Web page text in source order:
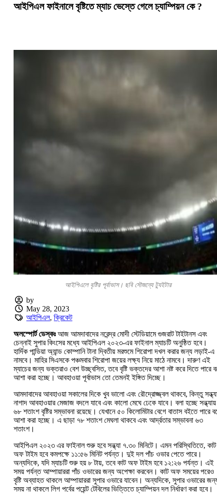
আইপিএল ফাইনালে বৃষ্টিতে ম্যাচ ভেস্তে গেলে চ্যাম্পিয়ন কে ?
আইপিএলে বৃষ্টির পূর্বাভাস। ছবি সৌজন্যে ট্যুইটার
by
May 28, 2023
আইপিএল,ক্রিকেট
অলস্পোর্ট ডেস্কঃআজ আমদাবাদের নরেন্দ্র মোদী স্টেডিয়ামে গুজরাট টাইটানস এবং
চেন্নাই সুপার কিংসের মধ্যে আইপিএল ২০২৩-এর ফাইনাল ম্যাচটি অনুষ্ঠিত হবে।
হার্দিক পান্ডিয়া অ্যান্ড কোম্পানি টানা দ্বিতীয় মরশুমে শিরোপা দখল করার জন্য লড়াই-এ
নামবে। মাহির সিএসকে পঞ্চমবার শিরোপা জয়ের লক্ষ্য নিয়ে মাঠে নামবে। দারুণ এই
ম্যাচের জন্য ভক্তরাও বেশ উচ্ছ্বসিত, তবে বৃষ্টি ভক্তদের আশা নষ্ট করে দিতে পারে
আশা করা হচ্ছে। আবহাওয়া পূর্বাভাস তো তেমনই ইঙ্গিত দিচ্ছে।
আমদাবাদের আবহাওয়া সকালের দিকে খুব ভালো এবং রৌদ্রোজ্জ্বল থাকবে, কিন্তু
নাগাদ আবহাওয়ার মেজাজ বদলে যাবে এবং কালো মেঘে ঢেকে যাবে। বলা হচ্ছে সন্ধ্যায়
৬৮ শতাংশ বৃষ্টির সম্ভাবনা রয়েছে। যেখানে ৫০ কিলোমিটার বেগে বাতাস বইতে পারে
আশা করা হচ্ছে। এ ছাড়া ৭৮ শতাংশ মেঘলা থাকবে এবং আর্দ্রতার সম্ভাবনা ৬৩
শতাংশ।
আইপিএল ২০২৩ এর ফাইনাল শুরু হবে সন্ধ্যা ৭.৩০ মিনিটে। এমন পরিস্থিতিতে, কাট
অফ টাইম হবে কমপক্ষে ১১:৫৬ মিনিট পর্যন্ত। দুই দল পাঁচ ওভার পেতে পারে।
অন্যদিকে, যদি ম্যাচটি শুরু হয় ৮ টায়, তবে কাট অফ টাইম হবে ১২:২৬ পর্যন্ত। এই
সময় পর্যন্ত আম্পায়াররা পাঁচ ওভারের জন্য অপেক্ষা করবেন। কাট অফ সময়ের পরেও
বৃষ্টি অব্যাহত থাকলে আম্পায়াররা সুপার ওভারে যাবেন। অন্যদিকে, সুপার ওভারের
সময় না থাকলে লিগ পর্বের পয়েন্ট টেবিলের ভিত্তিতে চ্যাম্পিয়ন দল নির্ধারণ করা হবে।